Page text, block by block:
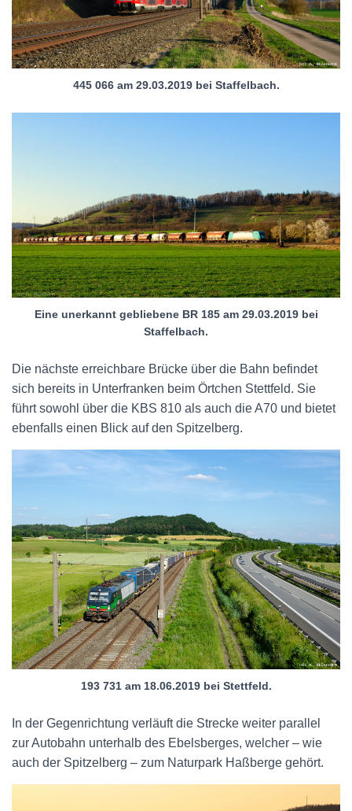
445 066 am 29.03.2019 bei Staffelbach.
Eine unerkannt gebliebene BR 185 am 29.03.2019 bei
Staffelbach.
Die nächste erreichbare Brücke über die Bahn befindet
sich bereits in Unterfranken beim Örtchen Stettfeld. Sie
führt sowohl über die KBS 810 als auch die A70 und bietet
ebenfalls einen Blick auf den Spitzelberg.
193 731 am 18.06.2019 bei Stettfeld.
In der Gegenrichtung verläuft die Strecke weiter parallel
zur Autobahn unterhalb des Ebelsberges, welcher – wie
auch der Spitzelberg – zum Naturpark Haßberge gehört.